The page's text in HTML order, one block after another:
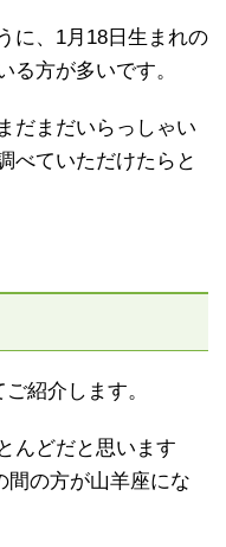
に、1月18日生まれの
る方が多いです。
だまだいらっしゃい
べていただけたらと
紹介します。
んどだと思います
間の方が山羊座にな